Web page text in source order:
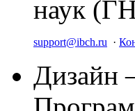
наук
support@ibch.ru ·